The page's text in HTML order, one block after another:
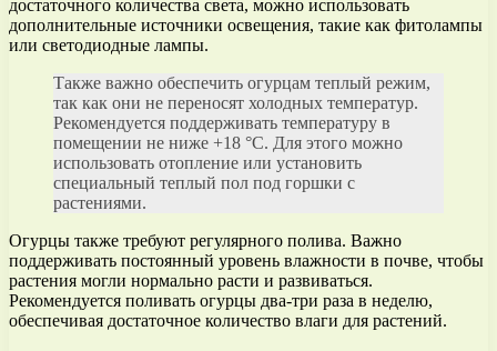
достаточного количества света, можно использовать
дополнительные источники освещения, такие как фитолампы
или светодиодные лампы.
Также важно обеспечить огурцам теплый режим,
так как они не переносят холодных температур.
Рекомендуется поддерживать температуру в
помещении не ниже +18 °C. Для этого можно
использовать отопление или установить
специальный теплый пол под горшки с
растениями.
Огурцы также требуют регулярного полива. Важно
поддерживать постоянный уровень влажности в почве, чтобы
растения могли нормально расти и развиваться.
Рекомендуется поливать огурцы два-три раза в неделю,
обеспечивая достаточное количество влаги для растений.